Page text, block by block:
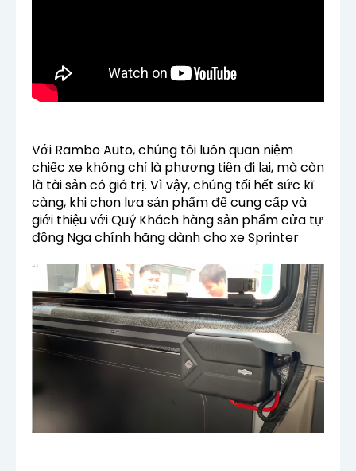
Với Rambo Auto, chúng tôi luôn quan niệm
chiếc xe không chỉ là phương tiện đi lại, mà còn
là tài sản có giá trị. Vì vậy, chúng tối hết sức kĩ
càng, khi chọn lựa sản phẩm để cung cấp và
giới thiệu với Quý Khách hàng sản phẩm cửa tự
động Nga chính hãng dành cho xe Sprinter